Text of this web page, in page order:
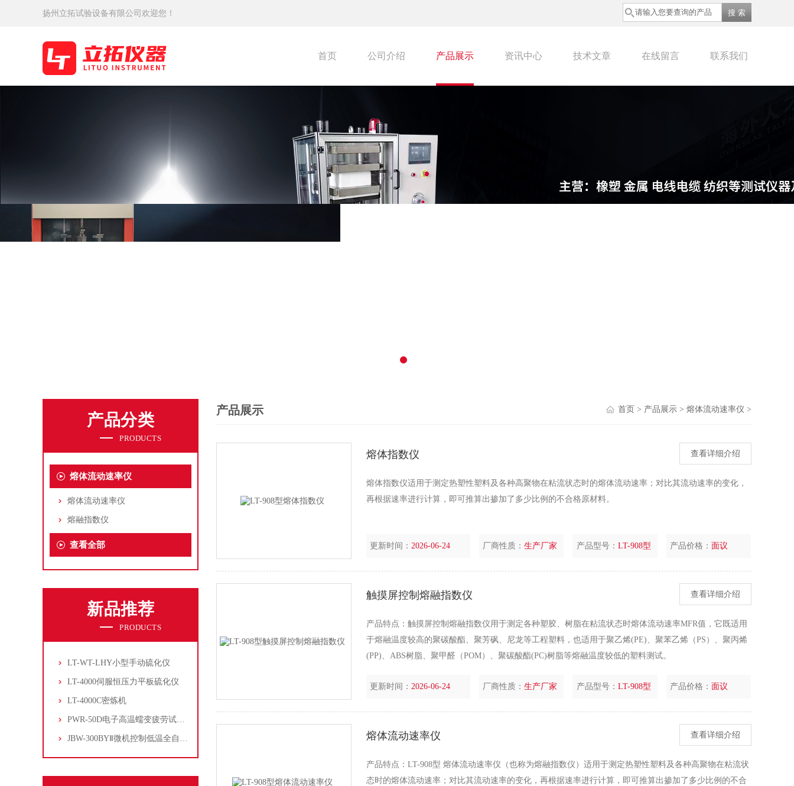
扬州立拓试验设备有限公司欢迎您！
首页 公司介绍 产品展示 资讯中心 技术文章 在线留言 联系我们
产品分类
PRODUCTS
熔体流动速率仪
熔体流动速率仪
熔融指数仪
查看全部
新品推荐
PRODUCTS
LT-WT-LHY小型手动硫化仪
LT-4000伺服恒压力平板硫化仪
LT-4000C密炼机
PWR-50D电子高温蠕变疲劳试验机
JBW-300BYⅡ微机控制低温全自动冲击试验机
产品展示 首页 > 产品展示 > 熔体流动速率仪 >
熔体指数仪 查看详细介绍
熔体指数仪适用于测定热塑性塑料及各种高聚物在粘流状态时的熔体流动速率；对比其流动速率的变化，
再根据速率进行计算，即可推算出掺加了多少比例的不合格原材料。
更新时间：2026-06-24 厂商性质：生产厂家 产品型号： LT-908型 产品价格： 面议
触摸屏控制熔融指数仪 查看详细介绍
产品特点：触摸屏控制熔融指数仪用于测定各种塑胶、树脂在粘流状态时熔体流动速率MFR值，它既适用
于熔融温度较高的聚碳酸酯、聚芳砜、尼龙等工程塑料，也适用于聚乙烯(PE)、聚苯乙烯（PS）、聚丙烯
(PP)、ABS树脂、聚甲醛（POM）、聚碳酸酯(PC)树脂等熔融温度较低的塑料测试。
更新时间：2026-06-24 厂商性质：生产厂家 产品型号： LT-908型 产品价格： 面议
熔体流动速率仪 查看详细介绍
产品特点：LT-908型 熔体流动速率仪（也称为熔融指数仪）适用于测定热塑性塑料及各种高聚物在粘流状
态时的熔体流动速率；对比其流动速率的变化，再根据速率进行计算，即可推算出掺加了多少比例的不合